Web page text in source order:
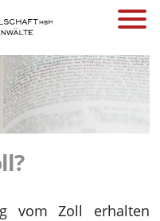
vom Zoll erhalten